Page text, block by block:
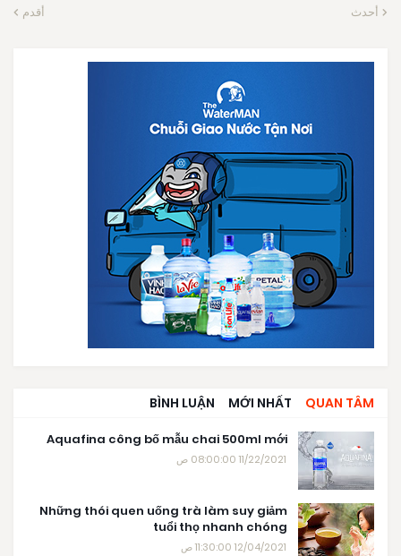
أحدث أقدم
QUAN TÂM
MỚI NHẤT
BÌNH LUẬN
Aquafina công bố mẫu chai 500ml mới
11/22/2021 08:00:00 ص
Những thói quen uống trà làm suy giảm
tuổi thọ nhanh chóng
12/04/2021 11:30:00 ص